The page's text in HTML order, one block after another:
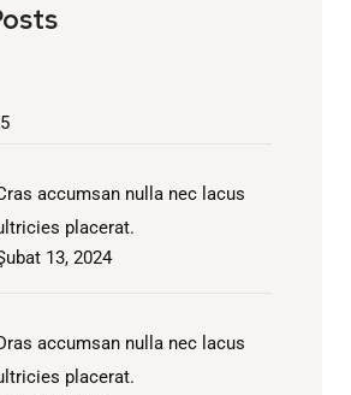
accumsan nulla nec lacus
placerat.
13, 2024
accumsan nulla nec lacus
placerat.